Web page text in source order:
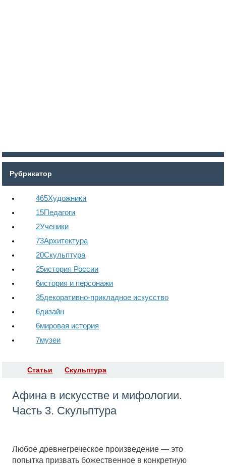
Рубрикатор
465Художники
15Педагоги
2Ученики
73Архитектура
20Скульптура
25история России
6история и персонажи
35декоративно-прикладное искусство
6дизайн
6мировая история
7музеи
Статьи Скульптура
Афина в искусстве и мифологии.
Часть 3. Скульптура
Любое древнегреческое произведение — это
попытка призвать божественное в конкретную